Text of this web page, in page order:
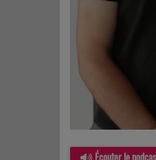
Écouter le